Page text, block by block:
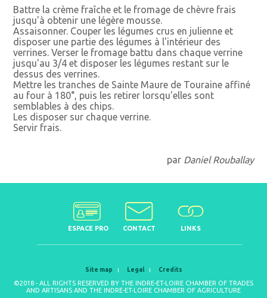
Battre la crème fraîche et le fromage de chèvre frais
jusqu'à obtenir une légère mousse.
Assaisonner. Couper les légumes crus en julienne et
disposer une partie des légumes à l'intérieur des
verrines. Verser le fromage battu dans chaque verrine
jusqu'au 3/4 et disposer les légumes restant sur le
dessus des verrines.
Mettre les tranches de Sainte Maure de Touraine affiné
au four à 180°, puis les retirer lorsqu'elles sont
semblables à des chips.
Les disposer sur chaque verrine.
Servir frais.
par Daniel Rouballay
ESPACE PRO CONTACT LINKS
Site map Legal Credits
©2018 - ALL RIGHTS RESERVED BY THE INDRE-ET-LOIRE CHAMBER OF TRADES
AND ARTISANS AND THE INDRE-ET-LOIRE CHAMBER OF AGRICULTURE